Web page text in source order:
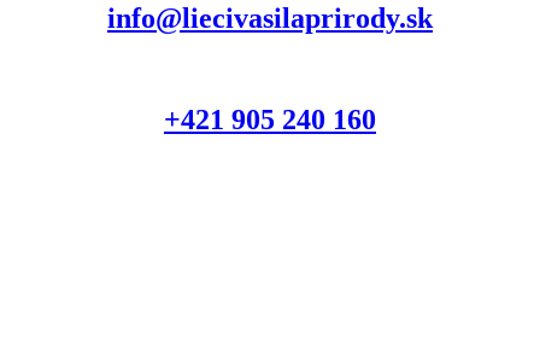
info@liecivasilaprirody.sk
+421 905 240 160